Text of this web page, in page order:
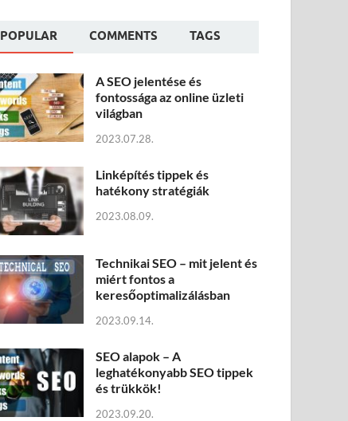
POPULAR COMMENTS TAGS
A SEO jelentése és
fontossága az online üzleti
világban
2023.07.28.
Linképítés tippek és
hatékony stratégiák
2023.08.09.
Technikai SEO – mit jelent és
miért fontos a
keresőoptimalizálásban
2023.09.14.
SEO alapok – A
leghatékonyabb SEO tippek
és trükkök!
2023.09.20.